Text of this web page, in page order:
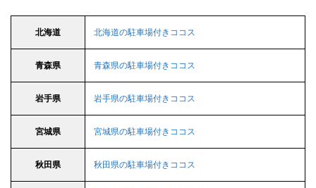
北海道 北海道の駐車場付きココス
青森県 青森県の駐車場付きココス
岩手県 岩手県の駐車場付きココス
宮城県 宮城県の駐車場付きココス
秋田県 秋田県の駐車場付きココス